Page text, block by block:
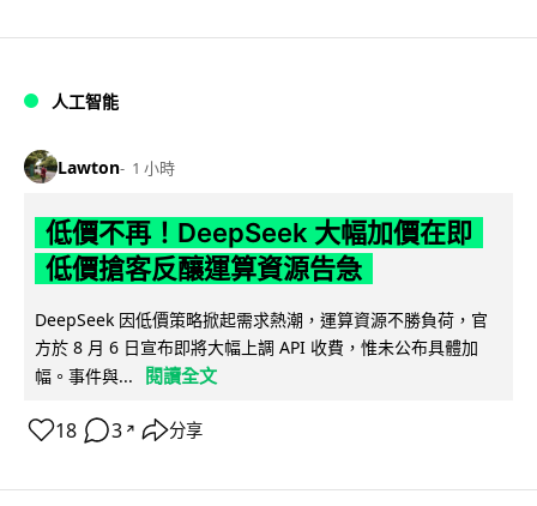
人工智能
Lawton 1 小時
低價不再！DeepSeek 大幅加價在即
低價搶客反釀運算資源告急
DeepSeek 因低價策略掀起需求熱潮，運算資源不勝負荷，官
方於 8 月 6 日宣布即將大幅上調 API 收費，惟未公布具體加
幅。事件與...
閱讀全文
18 3 ↗ 分享